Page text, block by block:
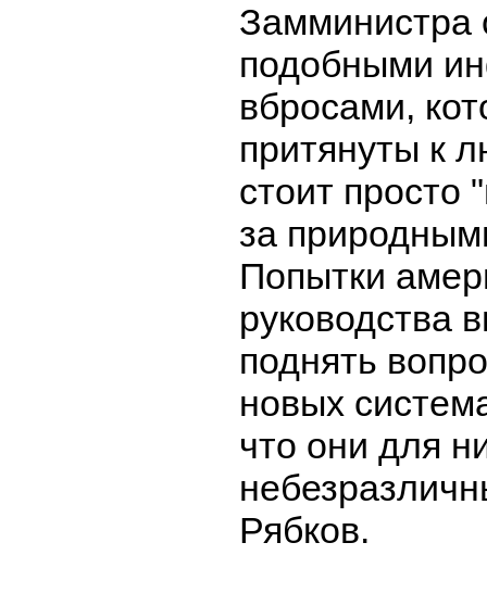
Замминистра
подобными
вбросами,
притянуты к
стоит просто
за
Попытки
руководства
поднять
новых
что они для
Рябков.